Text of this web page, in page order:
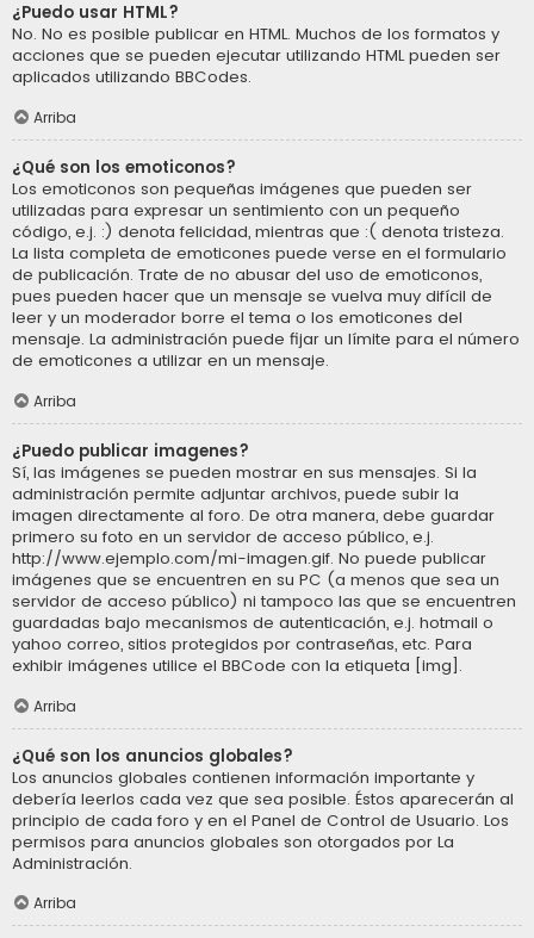
¿Puedo usar HTML?
No. No es posible publicar en HTML. Muchos de los formatos y
acciones que se pueden ejecutar utilizando HTML pueden ser
aplicados utilizando BBCodes.
Arriba
¿Qué son los emoticonos?
Los emoticonos son pequeñas imágenes que pueden ser
utilizadas para expresar un sentimiento con un pequeño
código, e.j. :) denota felicidad, mientras que :( denota tristeza.
La lista completa de emoticones puede verse en el formulario
de publicación. Trate de no abusar del uso de emoticonos,
pues pueden hacer que un mensaje se vuelva muy difícil de
leer y un moderador borre el tema o los emoticones del
mensaje. La administración puede fijar un límite para el número
de emoticones a utilizar en un mensaje.
Arriba
¿Puedo publicar imagenes?
Sí, las imágenes se pueden mostrar en sus mensajes. Si la
administración permite adjuntar archivos, puede subir la
imagen directamente al foro. De otra manera, debe guardar
primero su foto en un servidor de acceso público, e.j.
http://www.ejemplo.com/mi-imagen.gif. No puede publicar
imágenes que se encuentren en su PC (a menos que sea un
servidor de acceso público) ni tampoco las que se encuentren
guardadas bajo mecanismos de autenticación, e.j. hotmail o
yahoo correo, sitios protegidos por contraseñas, etc. Para
exhibir imágenes utilice el BBCode con la etiqueta [img].
Arriba
¿Qué son los anuncios globales?
Los anuncios globales contienen información importante y
debería leerlos cada vez que sea posible. Éstos aparecerán al
principio de cada foro y en el Panel de Control de Usuario. Los
permisos para anuncios globales son otorgados por La
Administración.
Arriba